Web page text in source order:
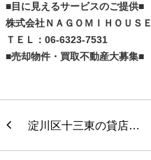
■目に見えるサービスのご提供■
株式会社ＮＡＧＯＭＩＨＯＵＳＥ
ＴＥＬ：06-6323-7531
■売却物件・買取不動産大募集■
淀川区十三東の貸店…